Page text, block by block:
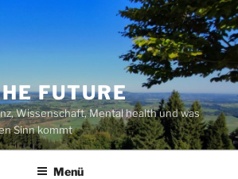
FUTURE
Wissenschaft, Mental health und was
Sinn kommt
Menü